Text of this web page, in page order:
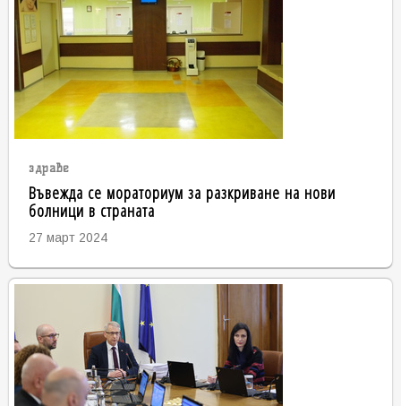
здраве
Въвежда се мораториум за разкриване на нови
болници в страната
27 март 2024